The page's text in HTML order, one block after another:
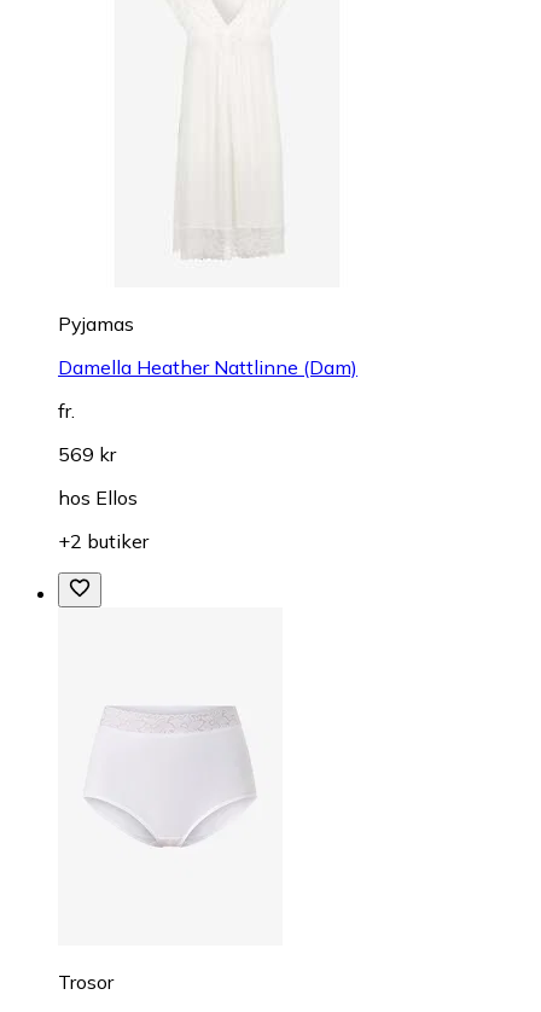
Pyjamas
Damella Heather Nattlinne (Dam)
fr.
569 kr
hos Ellos
+2 butiker
Trosor